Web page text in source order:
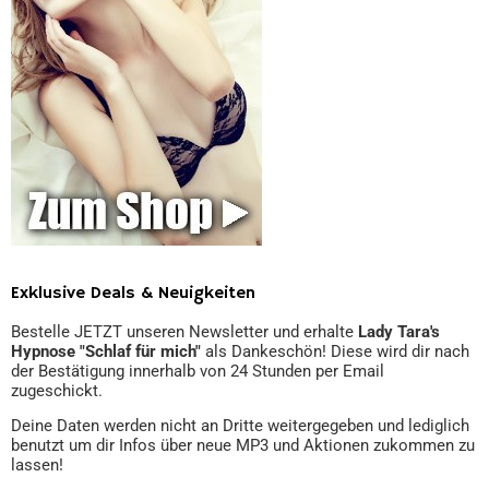
Exklusive Deals & Neuigkeiten
Bestelle JETZT unseren Newsletter und erhalte Lady Tara's
Hypnose "Schlaf für mich" als Dankeschön! Diese wird dir nach
der Bestätigung innerhalb von 24 Stunden per Email
zugeschickt.
Deine Daten werden nicht an Dritte weitergegeben und lediglich
benutzt um dir Infos über neue MP3 und Aktionen zukommen zu
lassen!